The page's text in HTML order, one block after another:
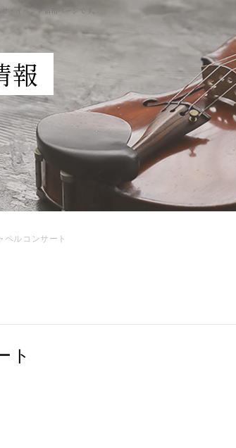
・イベント情報ページです。
報
ペルコンサート
ト